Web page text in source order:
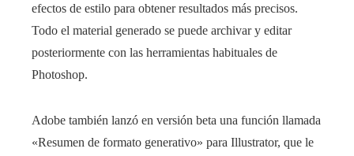
efectos de estilo para obtener resultados más precisos.
Todo el material generado se puede archivar y editar
posteriormente con las herramientas habituales de
Photoshop.
Adobe también lanzó en versión beta una función llamada
«Resumen de formato generativo» para Illustrator, que le